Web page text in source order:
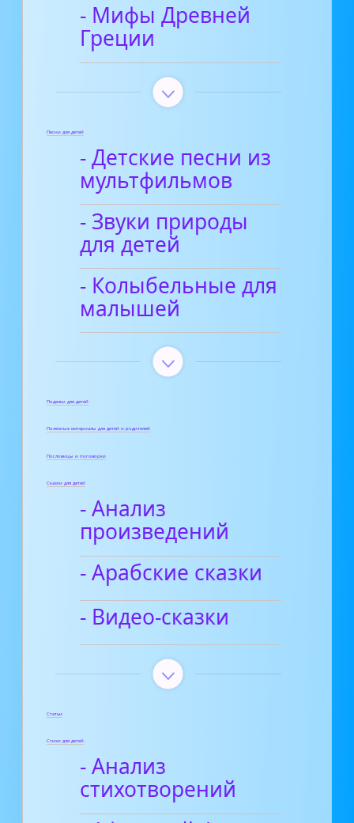
- Мифы Древней
Греции
Песни для детей
- Детские песни из
мультфильмов
- Звуки природы
для детей
- Колыбельные для
малышей
Поделки для детей
Полезные материалы для детей и родителей
Пословицы и поговорки
Сказки для детей
- Анализ
произведений
- Арабские сказки
- Видео-сказки
Статьи
Стихи для детей
- Анализ
стихотворений